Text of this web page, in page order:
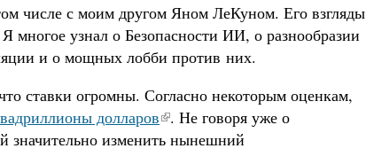
числе с моим другом Яном ЛеКуном. Его взгляды
многое узнал о Безопасности ИИ, о разнообразии
и о мощных лобби против них.
ставки огромны. Согласно некоторым оценкам,
долларов . Не говоря уже о
значительно изменить нынешний